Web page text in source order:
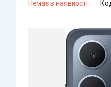
Немає в наявності